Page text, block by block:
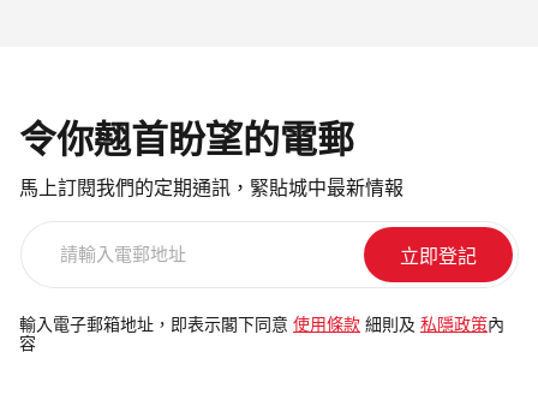
令你翹首盼望的電郵
馬上訂閱我們的定期通訊，緊貼城中最新情報
電
郵
輸入電子郵箱地址，即表示閣下同意 使用條款 細則及 私隱政策 內
容